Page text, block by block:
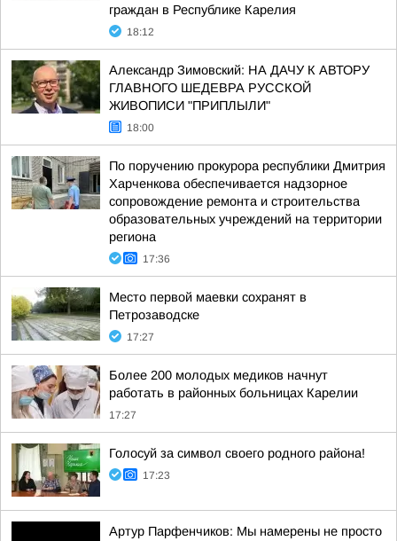
граждан в Республике Карелия
18:12
Александр Зимовский: НА ДАЧУ К АВТОРУ
ГЛАВНОГО ШЕДЕВРА РУССКОЙ
ЖИВОПИСИ "ПРИПЛЫЛИ"
18:00
По поручению прокурора республики Дмитрия
Харченкова обеспечивается надзорное
сопровождение ремонта и строительства
образовательных учреждений на территории
региона
17:36
Место первой маевки сохранят в
Петрозаводске
17:27
Более 200 молодых медиков начнут
работать в районных больницах Карелии
17:27
Голосуй за символ своего родного района!
17:23
Артур Парфенчиков: Мы намерены не просто